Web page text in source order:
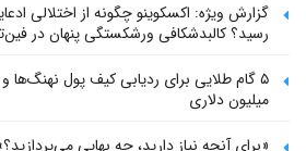
گزارش ویژه: اکسکوینو چگونه از اختلالی
رسید؟ کالبدشکافی ورشکستگی پنهان در
۵ گام طلایی برای ردیابی کیف پول‌
میلیون دلاری
«برای آنچه نیاز دارید، چه بهایی